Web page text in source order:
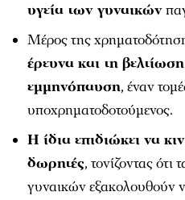
υγεία των γυναικών
Μέρος της
έρευνα και τη
εμμηνόπαυση, έναν
υποχρηματοδοτούμενος.
Η ίδια επιδιώκει να
δωρητές, τονίζοντας
γυναικών εξακολουθούν